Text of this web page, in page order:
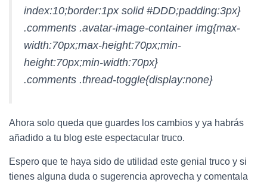
index:10;border:1px solid #DDD;padding:3px}
.comments .avatar-image-container img{max-
width:70px;max-height:70px;min-
height:70px;min-width:70px}
.comments .thread-toggle{display:none}
Ahora solo queda que guardes los cambios y ya habrás
añadido a tu blog este espectacular truco.
Espero que te haya sido de utilidad este genial truco y si
tienes alguna duda o sugerencia aprovecha y comentala